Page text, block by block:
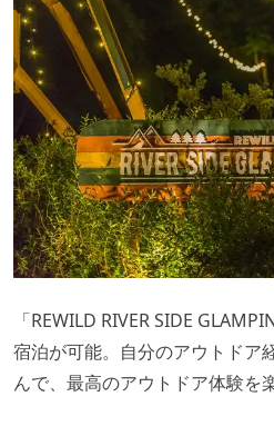
「REWILD RIVER SIDE
宿泊が可能。自分のアウトドア
んで、最高のアウトドア体験を